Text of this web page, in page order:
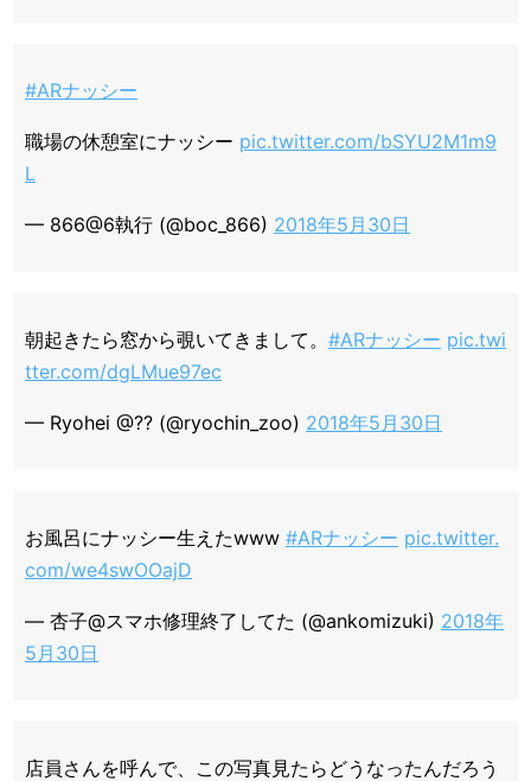
#ARナッシー
職場の休憩室にナッシー pic.twitter.com/bSYU2M1m9
L
— 866@6執行 (@boc_866) 2018年5月30日
朝起きたら窓から覗いてきまして。 #ARナッシー pic.twi
tter.com/dgLMue97ec
— Ryohei @?? (@ryochin_zoo) 2018年5月30日
お風呂にナッシー生えたwww #ARナッシー pic.twitter.
com/we4swOOajD
— 杏子@スマホ修理終了してた (@ankomizuki) 2018年
5月30日
店員さんを呼んで、この写真見たらどうなったんだろう